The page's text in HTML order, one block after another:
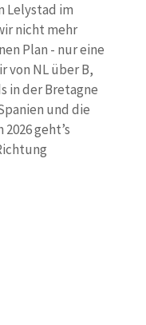
Lelystad im
nicht mehr
Plan - nur eine
von NL über B,
in der Bretagne
und die
geht’s